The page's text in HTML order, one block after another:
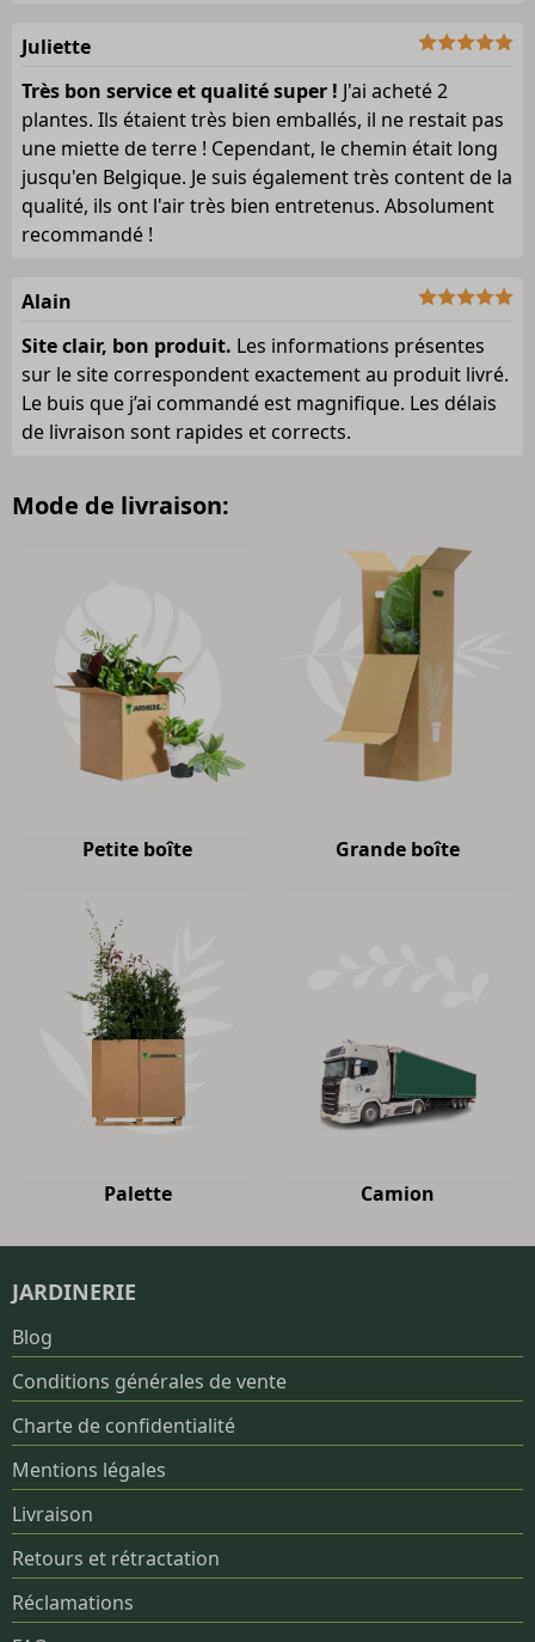
Juliette
Très bon service et qualité super ! J'ai acheté 2
plantes. Ils étaient très bien emballés, il ne restait pas
une miette de terre ! Cependant, le chemin était long
jusqu'en Belgique. Je suis également très content de la
qualité, ils ont l'air très bien entretenus. Absolument
recommandé !
Alain
Site clair, bon produit. Les informations présentes
sur le site correspondent exactement au produit livré.
Le buis que j’ai commandé est magnifique. Les délais
de livraison sont rapides et corrects.
Mode de livraison:
Petite boîte Grande boîte
Palette Camion
JARDINERIE
Blog
Conditions générales de vente
Charte de confidentialité
Mentions légales
Livraison
Retours et rétractation
Réclamations